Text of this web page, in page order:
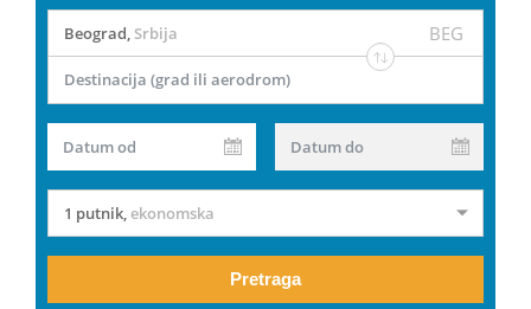
Beograd, Srbija BEG
Destinacija (grad ili aerodrom)
Datum od Datum do
1 putnik,ekonomska
Pretraga